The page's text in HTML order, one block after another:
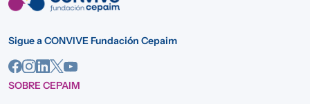
Sigue a CONVIVE Fundación Cepaim
SOBRE CEPAIM